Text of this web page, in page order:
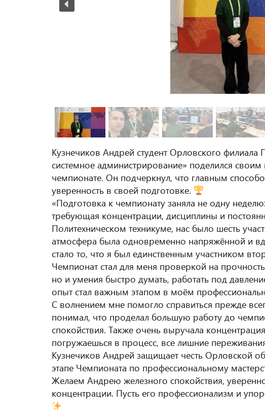
Кузнечиков Андрей студент Орловского
системное администрирование» поделился своим
чемпионате. Он подчеркнул, что главным
уверенность в своей подготовке.
«Подготовка к чемпионату заняла не одну
требующая концентрации, дисциплины и
Политехническом техникуме, нас было шесть
атмосфера была одновременно напряжённой и
стало то, что я был единственным участником
Чемпионат стал для меня проверкой на
но и умения быстро думать, работать под
опыт стал важным этапом в моём
С волнением мне помогло справиться прежде
понимал, что проделал большую работу до
спокойствия. Также очень выручала
погружаешься в процесс, все лишние
Кузнечиков Андрей защищает честь Орловской
этапе Чемпионата по профессиональному
Желаем Андрею железного спокойствия,
концентрации. Пусть его профессионализм и